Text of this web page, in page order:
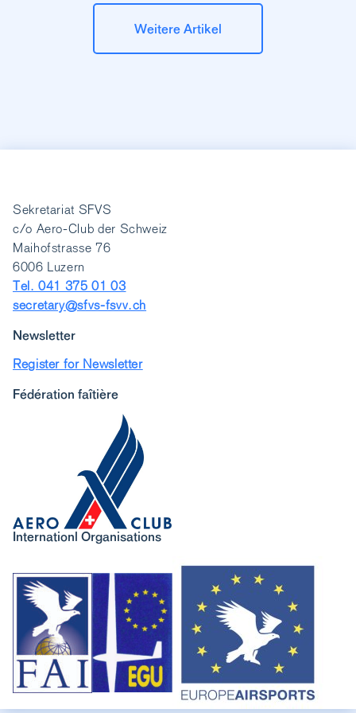
Weitere Artikel
Sekretariat SFVS
c/o Aero-Club der Schweiz
Maihofstrasse 76
6006 Luzern
Tel. 041 375 01 03
secretary@sfvs-fsvv.ch
Newsletter
Register for Newsletter
Fédération faîtière
Internationl Organisations